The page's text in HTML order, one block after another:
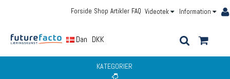
Information
Videotek
FAQ
Artikler
Shop
Forside
DanskDKK
KATEGORIER